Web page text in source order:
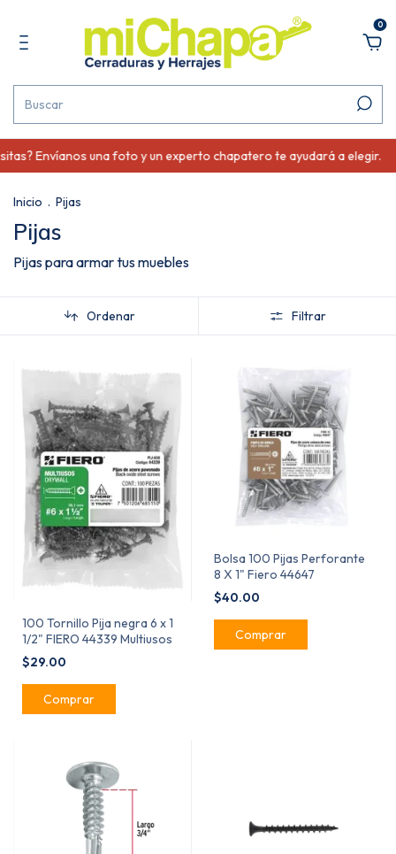
0
Envíanos una foto y un experto chapatero te ayudará a elegir.
Inicio . Pijas
Pijas
Pijas para armar tus muebles
Ordenar Filtrar
100 Tornillo Pija negra 6 x 1
1/2" FIERO 44339 Multiusos
$29.00
Bolsa 100 Pijas Perforante
8 X 1" Fiero 44647
$40.00